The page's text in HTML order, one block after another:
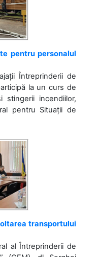
pentru personalul
Întreprinderii de
la un curs de
stingerii incendiilor,
pentru Situații de
transportului
al Întreprinderii de